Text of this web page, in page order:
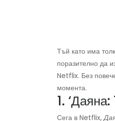
Тъй като има
поразително да
Netflix. Без
момента.
1.
Сега в Netflix,